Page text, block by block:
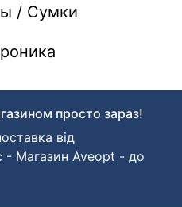
/ Сумки
просто зараз!
від
- Магазин Aveopt - до